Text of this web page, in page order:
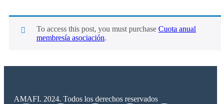
To access this post, you must purchase Cuota anual
membresía asociación.
AMAFI. 2024. Todos los derechos reservados